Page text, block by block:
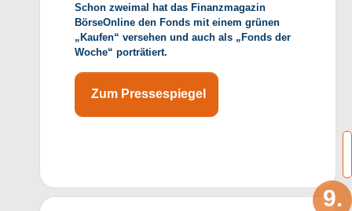
Schon zweimal hat das Finanzmagazin
BörseOnline den Fonds mit einem grünen
„Kaufen“ versehen und auch als „Fonds der
Woche“ porträtiert.
Zum Pressespiegel